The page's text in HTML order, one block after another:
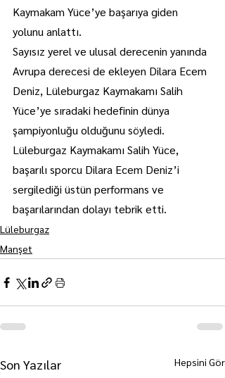
Kaymakam Yüce’ye başarıya giden
yolunu anlattı.
Sayısız yerel ve ulusal derecenin yanında
Avrupa derecesi de ekleyen Dilara Ecem
Deniz, Lüleburgaz Kaymakamı Salih
Yüce’ye sıradaki hedefinin dünya
şampiyonluğu olduğunu söyledi.
Lüleburgaz Kaymakamı Salih Yüce,
başarılı sporcu Dilara Ecem Deniz’i
sergilediği üstün performans ve
başarılarından dolayı tebrik etti.
Lüleburgaz
Manşet
Son Yazılar Hepsini Gör